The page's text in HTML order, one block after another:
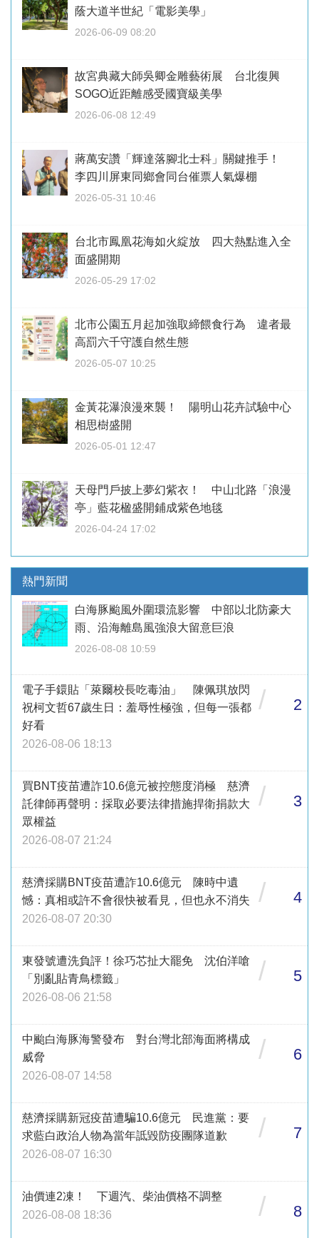
蔭大道半世紀「電影美學」
2026-06-09 08:20
故宮典藏大師吳卿金雕藝術展 台北復興
SOGO近距離感受國寶級美學
2026-06-08 12:49
蔣萬安讚「輝達落腳北士科」關鍵推手！
李四川屏東同鄉會同台催票人氣爆棚
2026-05-31 10:46
台北市鳳凰花海如火綻放 四大熱點進入全
面盛開期
2026-05-29 17:02
北市公園五月起加強取締餵食行為 違者最
高罰六千守護自然生態
2026-05-07 10:25
金黃花瀑浪漫來襲！ 陽明山花卉試驗中心
相思樹盛開
2026-05-01 12:47
天母門戶披上夢幻紫衣！ 中山北路「浪漫
亭」藍花楹盛開鋪成紫色地毯
2026-04-24 17:02
熱門新聞
白海豚颱風外圍環流影響 中部以北防豪大
雨、沿海離島風強浪大留意巨浪
2026-08-08 10:59
電子手鐶貼「萊爾校長吃毒油」 陳佩琪放閃
祝柯文哲67歲生日：羞辱性極強，但每一張都
好看
2026-08-06 18:13
/ 2
買BNT疫苗遭詐10.6億元被控態度消極 慈濟
託律師再聲明：採取必要法律措施捍衛捐款大
眾權益
2026-08-07 21:24
/ 3
慈濟採購BNT疫苗遭詐10.6億元 陳時中遺
憾：真相或許不會很快被看見，但也永不消失
2026-08-07 20:30
/ 4
東發號遭洗負評！徐巧芯扯大罷免 沈伯洋嗆
「別亂貼青鳥標籤」
2026-08-06 21:58
/ 5
中颱白海豚海警發布 對台灣北部海面將構成
威脅
2026-08-07 14:58
/ 6
慈濟採購新冠疫苗遭騙10.6億元 民進黨：要
求藍白政治人物為當年詆毀防疫團隊道歉
2026-08-07 16:30
/ 7
油價連2凍！ 下週汽、柴油價格不調整
2026-08-08 18:36
/ 8